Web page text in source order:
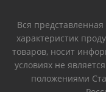
Вся
характеристик
товаров, носит
условиях не
положениями